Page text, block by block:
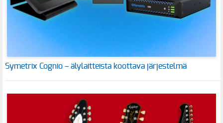
Symetrix Cognio – älylaitteista koottava järjestelmä